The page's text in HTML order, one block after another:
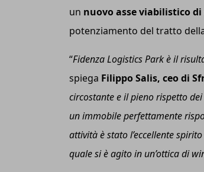
un nuovo asse viabilistico di
potenziamento del tratto
“Fidenza Logistics Park è il
spiega Filippo Salis, ceo di
circostante e il pieno rispetto
un immobile perfettamente
attività è stato l’eccellente
quale si è agito in un’ottica di